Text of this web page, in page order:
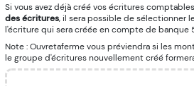
Si vous avez déjà créé vos écritures
des écritures, il sera possible de sélectionner
l'écriture qui sera créée en compte de banque
Note : Ouvretaferme vous préviendra si les
le groupe d'écritures nouvellement créé